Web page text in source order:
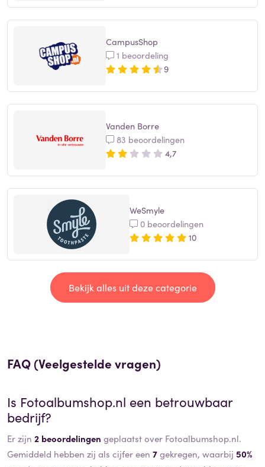
CampusShop
1 beoordeling
9
Vanden Borre
83 beoordelingen
4,7
WeSmyle
0 beoordelingen
10
Bekijk alles uit deze categorie
FAQ (Veelgestelde vragen)
Is Fotoalbumshop.nl een betrouwbaar
bedrijf?
Er zijn 2 beoordelingen geplaatst over Fotoalbumshop.nl.
Gemiddeld hebben zij als cijfer een 7gekregen, waarbij 50%